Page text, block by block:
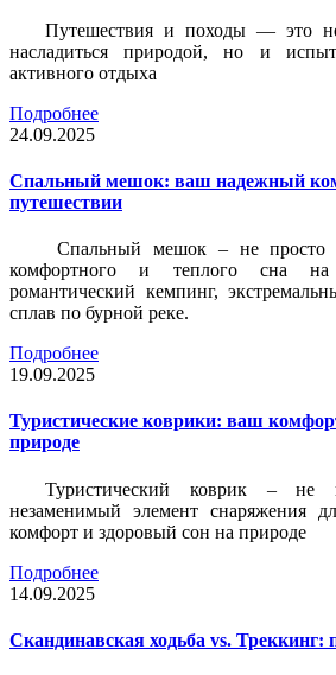
Путешествия и походы — это
насладиться природой, но и
активного отдыха
Подробнее
24.09.2025
Спальный мешок: ваш надежный
путешествии
Спальный мешок – не просто
комфортного и теплого сна
романтический кемпинг,
сплав по бурной реке.
Подробнее
19.09.2025
Туристические коврики: ваш
природе
Туристический коврик – не
незаменимый элемент снаряжения
комфорт и здоровый сон на природе
Подробнее
14.09.2025
Скандинавская ходьба vs. Треккинг: